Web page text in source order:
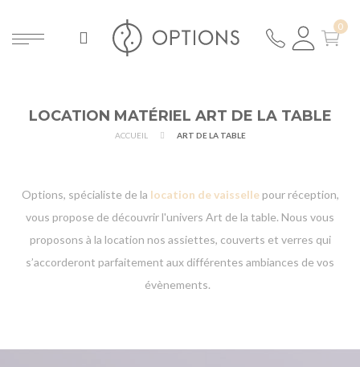
LOCATION MATÉRIEL ART DE LA TABLE
ACCUEIL ART DE LA TABLE
Options, spécialiste de la location de vaissellepour réception,
vous propose de découvrir l'univers Art de la table. Nous vous
proposons à la location nos assiettes, couverts et verres qui
s’accorderont parfaitement aux différentes ambiances de vos
évènements.